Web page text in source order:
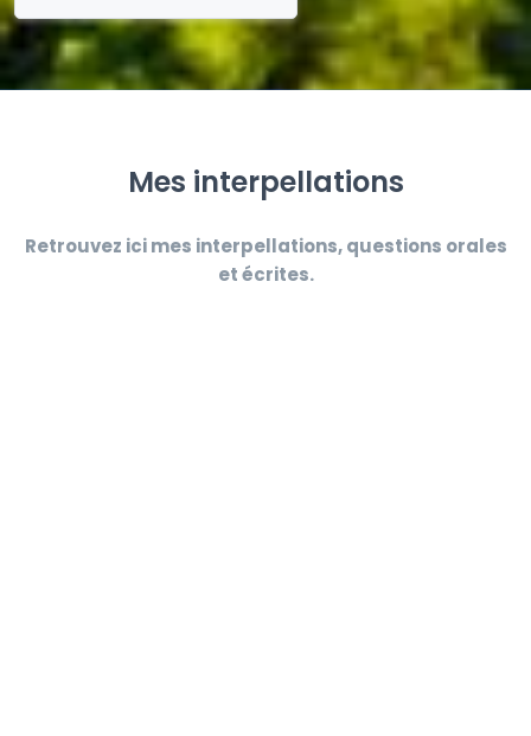
Mes interpellations
Retrouvez ici mes interpellations, questions orales
et écrites.